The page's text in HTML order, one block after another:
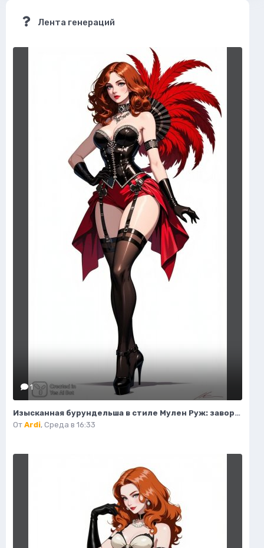
Лента генераций
1
Изысканная бурундельша в стиле Мулен Руж: завораживающая мода и красота. Генерация из нейронной сети Flux 1
От Ardi, Среда в 16:33